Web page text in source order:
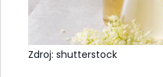
Zdroj: shutterstock